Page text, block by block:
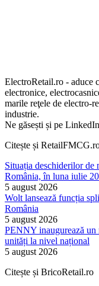
ElectroRetail.ro - aduce
electronice,
marile reţele de electro-
industrie.
Ne găsești și pe
Citește și
Situația deschiderilor de
România, în luna iulie
5 august 2026
Wolt lansează funcția
România
5 august 2026
PENNY inaugurează un
unități la nivel național
5 august 2026
Citește și BricoRetail.ro